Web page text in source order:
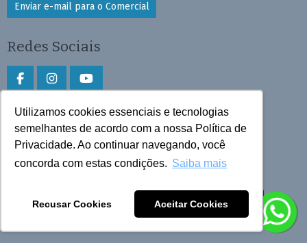
Utilizamos cookies essenciais e tecnologias
semelhantes de acordo com a nossa Política de
Privacidade. Ao continuar navegando, você
concorda com estas condições. Saiba mais
Recusar Cookies Aceitar Cookies
Enviar e-mail para o Comercial
Redes Sociais
Faça download do aplicativo
Play Store e App Store
Todos os direitos reservados © 2025 Cruzeiro do Sul